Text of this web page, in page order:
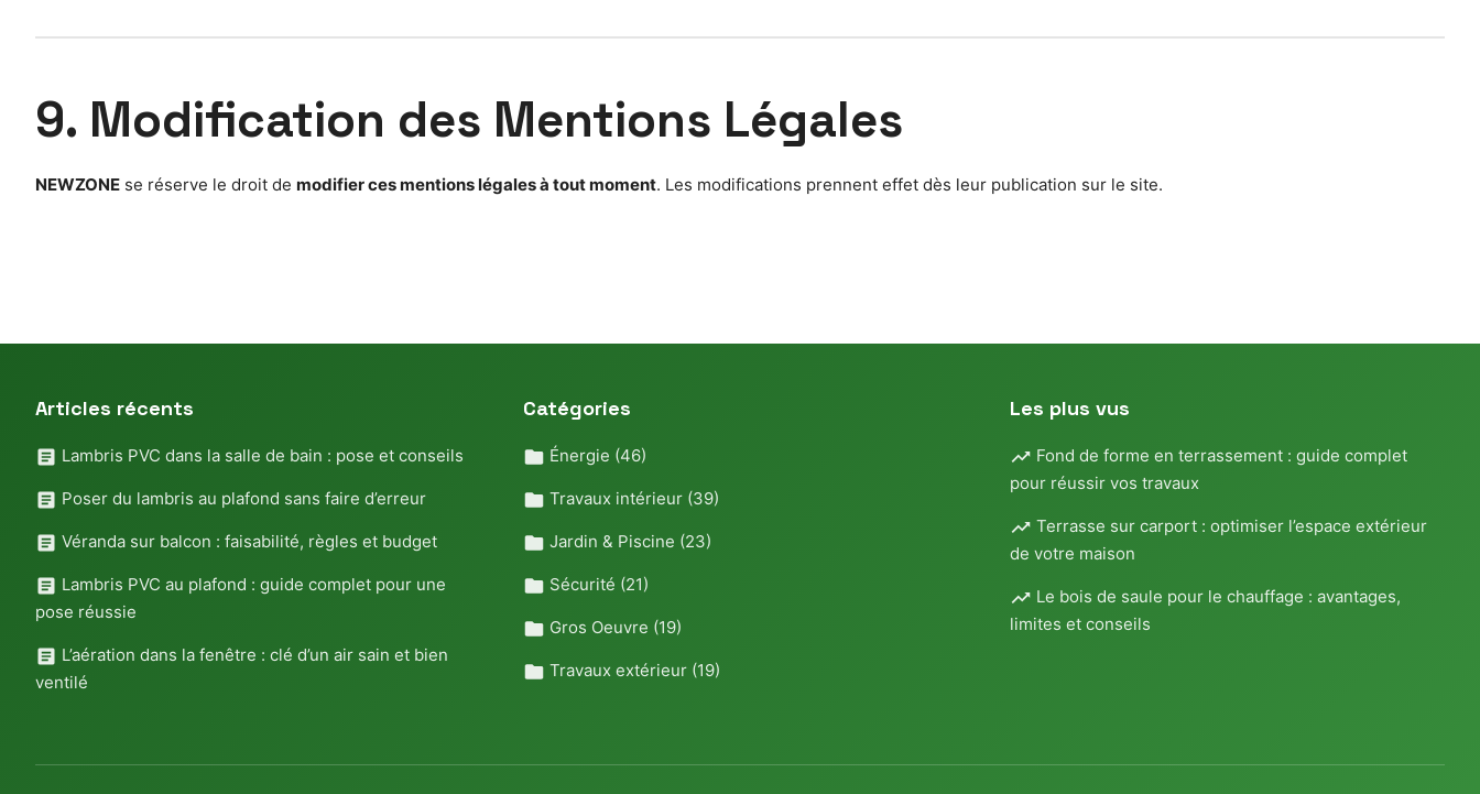
9. Modification des Mentions Légales
NEWZONE se réserve le droit de modifier ces mentions légales à tout moment. Les modifications prennent effet dès leur publication sur le site.
Articles récents
Lambris PVC dans la salle de bain : pose et conseils
Poser du lambris au plafond sans faire d’erreur
Véranda sur balcon : faisabilité, règles et budget
Lambris PVC au plafond : guide complet pour une
pose réussie
L’aération dans la fenêtre : clé d’un air sain et bien
ventilé
Catégories
Énergie (46)
Travaux intérieur (39)
Jardin & Piscine (23)
Sécurité (21)
Gros Oeuvre (19)
Travaux extérieur (19)
Les plus vus
Fond de forme en terrassement : guide complet
pour réussir vos travaux
Terrasse sur carport : optimiser l’espace extérieur
de votre maison
Le bois de saule pour le chauffage : avantages,
limites et conseils